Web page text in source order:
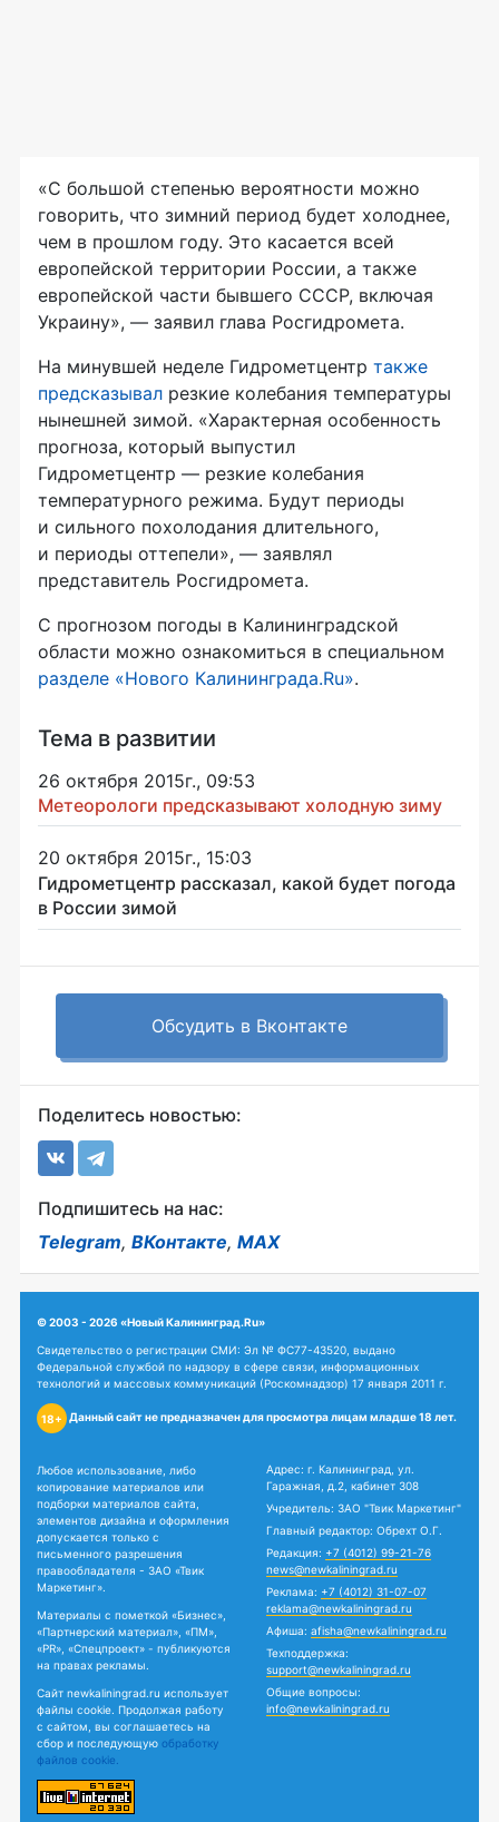
«С большой степенью вероятности можно
говорить, что зимний период будет холоднее,
чем в прошлом году. Это касается всей
европейской территории России, а также
европейской части бывшего СССР, включая
Украину», — заявил глава Росгидромета.
На минувшей неделе Гидрометцентр также
предсказывал резкие колебания температуры
нынешней зимой. «Характерная особенность
прогноза, который выпустил
Гидрометцентр — резкие колебания
температурного режима. Будут периоды
и сильного похолодания длительного,
и периоды оттепели», — заявлял
представитель Росгидромета.
С прогнозом погоды в Калининградской
области можно ознакомиться в специальном
разделе «Нового Калининграда.Ru».
Тема в развитии
26 октября 2015г., 09:53
Метеорологи предсказывают холодную зиму
20 октября 2015г., 15:03
Гидрометцентр рассказал, какой будет погода
в России зимой
Обсудить в Вконтакте
Поделитесь новостью:
Подпишитесь на нас:
Telegram, ВКонтакте, MAX
© 2003 - 2026 «Новый Калининград.Ru»
Свидетельство о регистрации СМИ: Эл № ФС77-43520, выдано
Федеральной службой по надзору в сфере связи, информационных
технологий и массовых коммуникаций (Роскомнадзор) 17 января 2011 г.
18+ Данный сайт не предназначен для просмотра лицам младше 18 лет.
Любое использование, либо
копирование материалов или
подборки материалов сайта,
элементов дизайна и оформления
допускается только с
письменного разрешения
правообладателя - ЗАО «Твик
Маркетинг».
Материалы с пометкой «Бизнес»,
«Партнерский материал», «ПМ»,
«PR», «Спецпроект» - публикуются
на правах рекламы.
Сайт newkaliningrad.ru использует
файлы cookie. Продолжая работу
с сайтом, вы соглашаетесь на
сбор и последующую обработку
файлов cookie.
Адрес: г. Калининград, ул.
Гаражная, д.2, кабинет 308
Учредитель: ЗАО "Твик Маркетинг"
Главный редактор: Обрехт О.Г.
Редакция: +7 (4012) 99-21-76
news@newkaliningrad.ru
Реклама: +7 (4012) 31-07-07
reklama@newkaliningrad.ru
Афиша: afisha@newkaliningrad.ru
Техподдержка:
support@newkaliningrad.ru
Общие вопросы:
info@newkaliningrad.ru